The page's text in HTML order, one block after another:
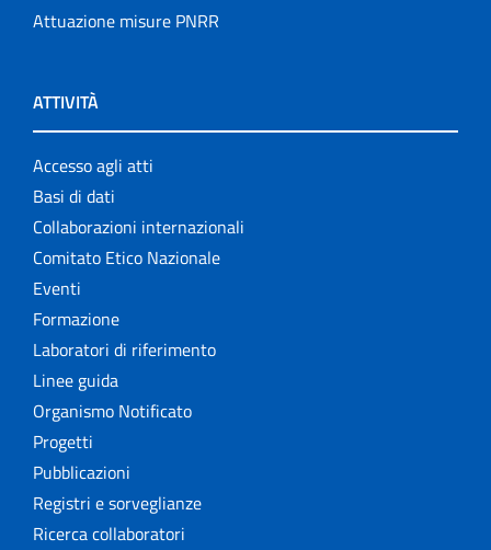
Attuazione misure PNRR
ATTIVITÀ
Accesso agli atti
Basi di dati
Collaborazioni internazionali
Comitato Etico Nazionale
Eventi
Formazione
Laboratori di riferimento
Linee guida
Organismo Notificato
Progetti
Pubblicazioni
Registri e sorveglianze
Ricerca collaboratori